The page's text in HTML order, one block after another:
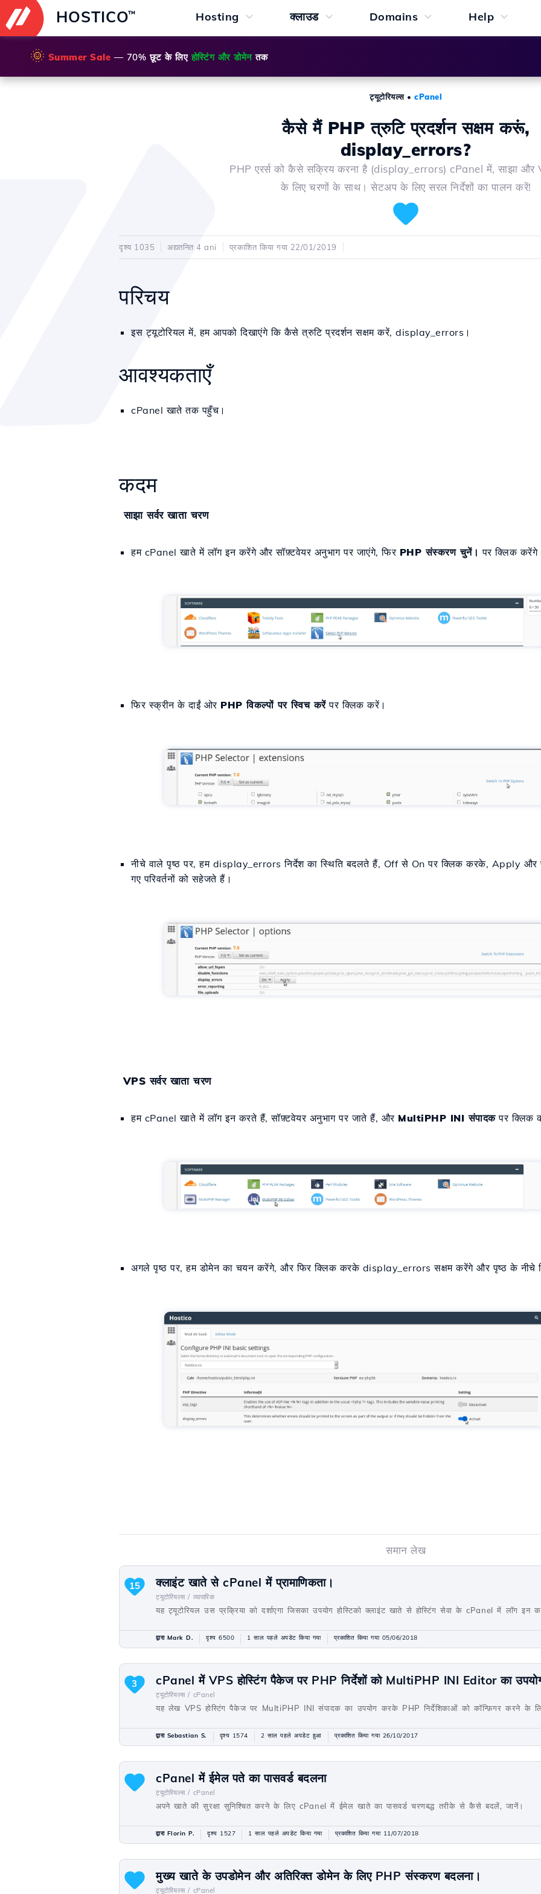
HOSTICO™ Hosting क्लाउड Domains Help
🌞 Summer Sale — 70% छूट के लिएहोस्टिंग और डोमेनतक
ट्यूटोरियल्स• cPanel
कैसे मैं PHP त्रुटि प्रदर्शन सक्षम करूं,
display_errors?
PHP एरर्स को कैसे सक्रिय करना है (display_errors) cPanel में, साझा और
के लिए चरणों के साथ। सेटअप के लिए सरल निर्देशों का पालन करें!
दृश्य 1035 अद्यतनित 4 ani प्रकाशित किया गया 22/01/2019
परिचय
इस ट्यूटोरियल में, हम आपको दिखाएंगे कि कैसे त्रुटि प्रदर्शन सक्षम करें, display_errors।
आवश्यकताएँ
cPanel खाते तक पहुँच।
कदम
साझा सर्वर खाता चरण
हम cPanel खाते में लॉग इन करेंगे और सॉफ़्टवेयर अनुभाग पर जाएंगे, फिर PHP संस्करण चुनें। पर क्लिक
फिर स्क्रीन के दाईं ओर PHP विकल्पों पर स्विच करेंपर क्लिक करें।
नीचे वाले पृष्ठ पर, हम display_errors निर्देश का स्थिति बदलते हैं, Off से On पर क्लिक करके, Apply
गए परिवर्तनों को सहेजते हैं।
VPS सर्वर खाता चरण
हम cPanel खाते में लॉग इन करते हैं, सॉफ़्टवेयर अनुभाग पर जाते हैं, और MultiPHP INI संपादकपर क्लिक
अगले पृष्ठ पर, हम डोमेन का चयन करेंगे, और फिर क्लिक करके display_errors सक्षम करेंगे और पृष्ठ के नीचे
समान लेख
क्लाइंट खाते से cPanel में प्रामाणिकता।
ट्यूटोरियल्स / व्यापारिक
यह ट्यूटोरियल उस प्रक्रिया को दर्शाएगा जिसका उपयोग होस्टिको क्लाइंट खाते से होस्टिंग सेवा के cPanel में लॉग
15
द्वारा Mark D. दृश्य 6500 1 साल पहले अपडेट किया गया प्रकाशित किया गया 05/06/2018
cPanel में VPS होस्टिंग पैकेज पर PHP निर्देशों को MultiPHP INI Editor का
ट्यूटोरियल्स / cPanel
यह लेख VPS होस्टिंग पैकेज पर MultiPHP INI संपादक का उपयोग करके PHP निर्देशिकाओं को कॉन्फ़िगर करने के
3
द्वारा Sebastian S. दृश्य 1574 2 साल पहले अपडेट हुआ प्रकाशित किया गया 26/10/2017
cPanel में ईमेल पते का पासवर्ड बदलना
ट्यूटोरियल्स / cPanel
अपने खाते की सुरक्षा सुनिश्चित करने के लिए cPanel में ईमेल खाते का पासवर्ड चरणबद्ध तरीके से कैसे बदलें, जानें।
द्वारा Florin P. दृश्य 1527 1 साल पहले अपडेट किया गया प्रकाशित किया गया 11/07/2018
मुख्य खाते के उपडोमेन और अतिरिक्त डोमेन के लिए PHP संस्करण बदलना।
ट्यूटोरियल्स / cPanel